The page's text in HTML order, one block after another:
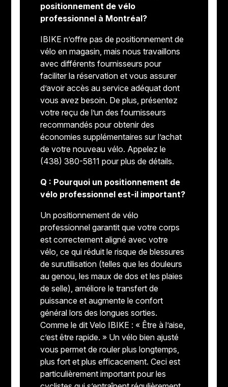
positionnement de vélo
professionnel à Montréal?
IBIKE n’offre pas de positionnement de
vélo en magasin, mais nous travaillons
avec différents fournisseurs pour
faciliter la réservation et vous assurer
d’avoir accès au service adéquat dont
vous avez besoin. De plus, présentez
votre reçu de l’un des fournisseurs
recommandés pour obtenir des
économies supplémentaires sur l’achat
de votre nouveau vélo. Appelez le
(438) 380-5811 pour plus de détails.
Q : Pourquoi un positionnement de
vélo professionnel est-il important?
Un positionnement de vélo
professionnel garantit que votre corps
est correctement aligné avec votre
vélo, ce qui réduit le risque de blessures
de surutilisation (telles que les douleurs
au genou, les maux de dos et les plaies
de selle), améliore le transfert de
puissance et augmente le confort
général lors des longues sorties.
Comme le dit Velo IBIKE : « Être à l’aise,
c’est être rapide. » Un vélo bien ajusté
vous permet de rouler plus longtemps,
plus fort et plus efficacement. Ceci est
particulièrement important pour les